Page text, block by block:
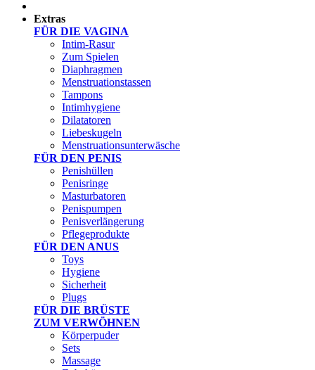
Extras
FÜR DIE VAGINA
Intim-Rasur
Zum Spielen
Diaphragmen
Menstruationstassen
Tampons
Intimhygiene
Dilatatoren
Liebeskugeln
Menstruationsunterwäsche
FÜR DEN PENIS
Penishüllen
Penisringe
Masturbatoren
Penispumpen
Penisverlängerung
Pflegeprodukte
FÜR DEN ANUS
Toys
Hygiene
Sicherheit
Plugs
FÜR DIE BRÜSTE
ZUM VERWÖHNEN
Körperpuder
Sets
Massage